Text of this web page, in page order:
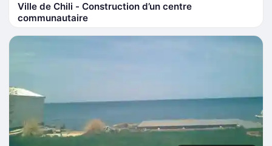
Ville de Chili - Construction d’un centre
communautaire